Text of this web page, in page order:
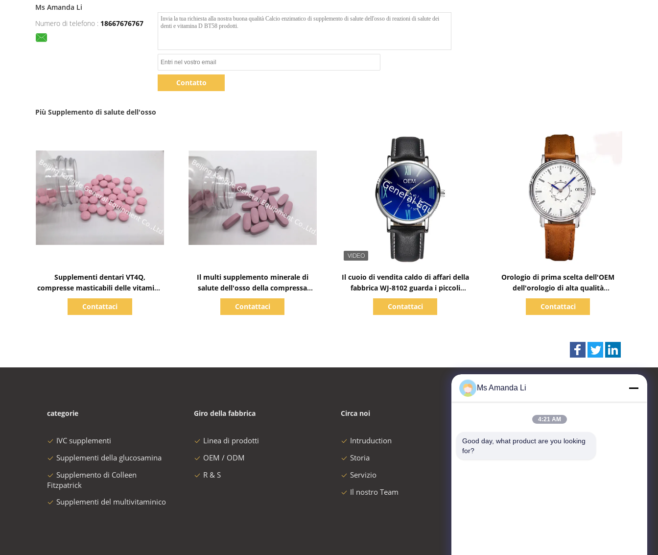
Ms Amanda Li
Numero di telefono : 18667676767
Contatto
Più Supplemento di salute dell'osso
Supplementi dentari VT4Q,
compresse masticabili delle vitamine
dell'osso del sole di salute di
vitamina D
Contattaci
Il multi supplemento minerale di
salute dell'osso della compressa
smette di sanguinare BT7N
Contattaci
Il cuoio di vendita caldo di affari della
fabbrica WJ-8102 guarda i piccoli
orologi impermeabili degli uomini
dell'OEM Handwatches
Contattaci
Orologio di prima scelta dell'OEM
dell'orologio di alta qualità
impermeabile piccolo MOQ del
quarzo dell'orologio degli uomini
Contattaci
categorie
IVC supplementi
Supplementi della glucosamina
Supplemento di Colleen
Fitzpatrick
Supplementi del multivitaminico
Giro della fabbrica
Linea di prodotti
OEM / ODM
R & S
Circa noi
Intruduction
Storia
Servizio
Il nostro Team
Dongguan Bai-tong Hardware
Machinery Factory
Ms Amanda Li
4:21 AM
Good day, what product are you looking
for?